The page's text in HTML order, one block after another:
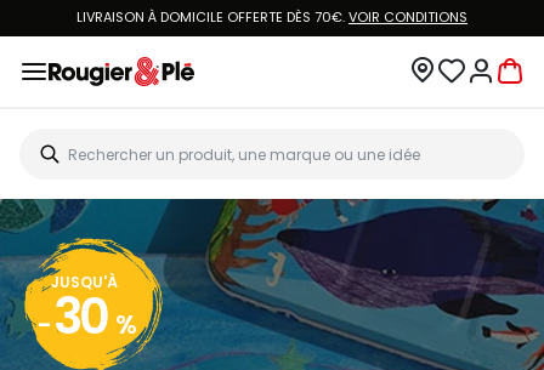
LIVRAISON À DOMICILE OFFERTE DÈS 70€.VOIR CONDITIONS
JUSQU'À
- 30 %